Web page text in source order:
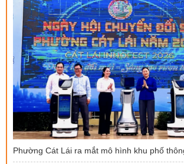
Phường Cát Lái ra mắt mô hình khu phố